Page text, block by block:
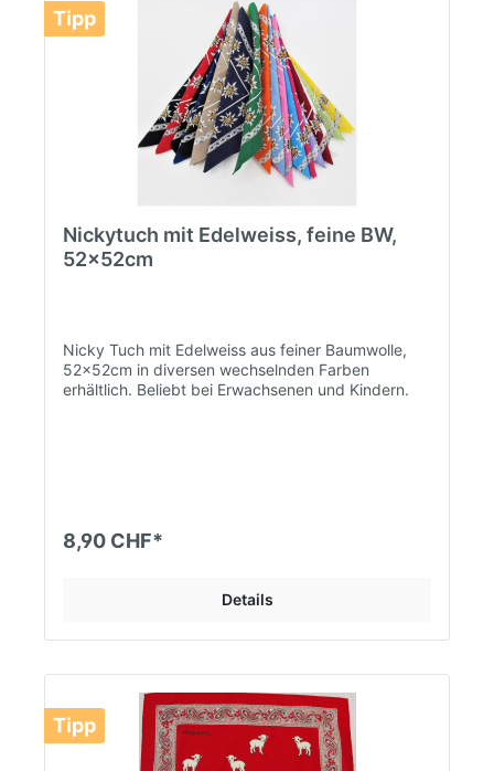
Tipp
Nickytuch mit Edelweiss, feine BW,
52x52cm
Nicky Tuch mit Edelweiss aus feiner Baumwolle,
52x52cm in diversen wechselnden Farben
erhältlich. Beliebt bei Erwachsenen und Kindern.
8,90 CHF*
Details
Tipp